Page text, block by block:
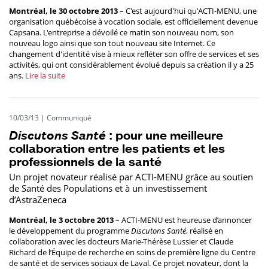
Montréal, le 30 octobre 2013– C'est aujourd'hui qu'ACTI-MENU, une
organisation québécoise à vocation sociale, est officiellement devenue
Capsana. L'entreprise a dévoilé ce matin son nouveau nom, son
nouveau logo ainsi que son tout nouveau site Internet. Ce
changement d'identité vise à mieux refléter son offre de services et ses
activités, qui ont considérablement évolué depuis sa création il y a 25
ans. Lire la suite
10/03/13 | Communiqué
Discutons Santé : pour une meilleure
collaboration entre les patients et les
professionnels de la santé
Un projet novateur réalisé par ACTI-MENU grâce au soutien
de Santé des Populations et à un investissement
d’AstraZeneca
Montréal, le 3 octobre 2013– ACTI-MENU est heureuse d’annoncer
le développement du programmeDiscutons Santé, réalisé en
collaboration avec les docteurs Marie-Thérèse Lussier et Claude
Richard de l’Équipe de recherche en soins de première ligne du Centre
de santé et de services sociaux de Laval. Ce projet novateur, dont la